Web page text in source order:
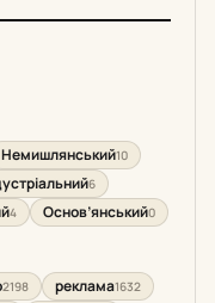
Немишлянський10
6
4 Основ’янський0
2198 реклама1632